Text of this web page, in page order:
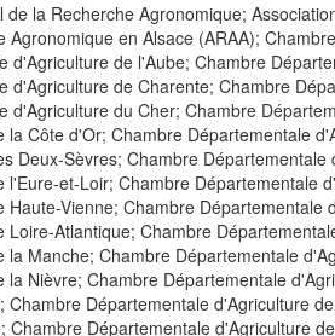
de la Recherche Agronomique;
Agronomique en Alsace (ARAA);
d'Agriculture de l'Aube; Chambre
d'Agriculture de Charente; Chambre
d'Agriculture du Cher; Chambre
la Côte d'Or; Chambre Départementale
Deux-Sèvres; Chambre
l'Eure-et-Loir; Chambre Départementale
Haute-Vienne; Chambre
Loire-Atlantique; Chambre
la Manche; Chambre Départementale
la Nièvre; Chambre Départementale
Chambre Départementale d'Agriculture
Chambre Départementale d'Agriculture